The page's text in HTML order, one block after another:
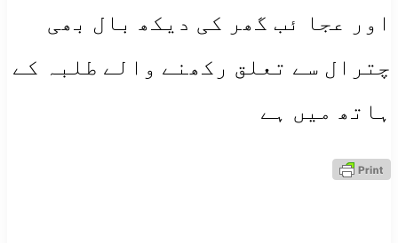
اور عجا ئب گھر کی دیکھ بال بھی
چترال سے تعلق رکھنے والے طلبہ کے
ہاتھ میں ہے